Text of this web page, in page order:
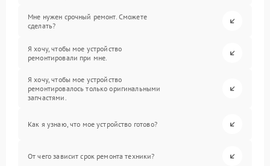
Мне нужен срочный ремонт. Сможете
сделать?
Я хочу, чтобы мое устройство
ремонтировали при мне.
Я хочу, чтобы мое устройство
ремонтировалось только оригинальными
запчастями.
Как я узнаю, что мое устройство готово?
От чего зависит срок ремонта техники?